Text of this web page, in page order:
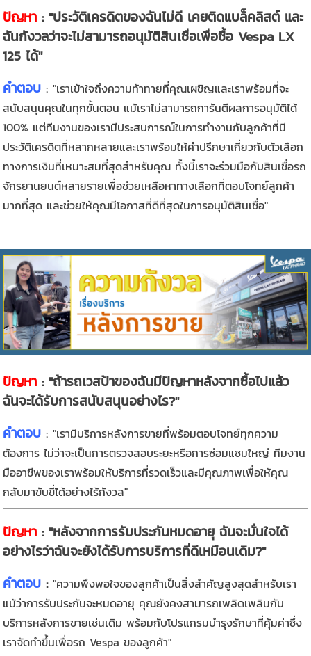
ปัญหา : "ประวัติเครดิตของฉันไม่ดี เคยติดแบล็คลิสต์ และ
ฉันกังวลว่าจะไม่สามารถอนุมัติสินเชื่อเพื่อซื้อ Vespa LX
125 ได้"
คำตอบ :"เราเข้าใจถึงความท้าทายที่คุณเผชิญและเราพร้อมที่จะ
สนับสนุนคุณในทุกขั้นตอน แม้เราไม่สามารถการันตีผลการอนุมัติได้
100% แต่ทีมงานของเรามีประสบการณ์ในการทำงานกับลูกค้าที่มี
ประวัติเครดิตที่หลากหลายและเราพร้อมให้คำปรึกษาเกี่ยวกับตัวเลือก
ทางการเงินที่เหมาะสมที่สุดสำหรับคุณ ทั้งนี้เราจะร่วมมือกับสินเชื่อรถ
จักรยานยนต์หลายรายเพื่อช่วยเหลือหาทางเลือกที่ตอบโจทย์ลูกค้า
มากที่สุด และช่วยให้คุณมีโอกาสที่ดีที่สุดในการอนุมัติสินเชื่อ"
ปัญหา : "ถ้ารถเวสป้าของฉันมีปัญหาหลังจากซื้อไปแล้ว
ฉันจะได้รับการสนับสนุนอย่างไร?"
คำตอบ :"เรามีบริการหลังการขายที่พร้อมตอบโจทย์ทุกความ
ต้องการ ไม่ว่าจะเป็นการตรวจสอบระยะหรือการซ่อมแซมใหญ่ ทีมงาน
มืออาชีพของเราพร้อมให้บริการที่รวดเร็วและมีคุณภาพเพื่อให้คุณ
กลับมาขับขี่ได้อย่างไร้กังวล"
ปัญหา : "หลังจากการรับประกันหมดอายุ ฉันจะมั่นใจได้
อย่างไรว่าฉันจะยังได้รับการบริการที่ดีเหมือนเดิม?"
คำตอบ : "ความพึงพอใจของลูกค้าเป็นสิ่งสำคัญสูงสุดสำหรับเรา
แม้ว่าการรับประกันจะหมดอายุ คุณยังคงสามารถเพลิดเพลินกับ
บริการหลังการขายเช่นเดิม พร้อมกับโปรแกรมบำรุงรักษาที่คุ้มค่าซึ่ง
เราจัดทำขึ้นเพื่อรถ Vespa ของลูกค้า"